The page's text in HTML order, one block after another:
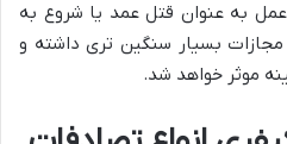
عمل به عنوان قتل عمد یا شروع به
بسیار سنگین تری داشته و
موثر خواهد شد.